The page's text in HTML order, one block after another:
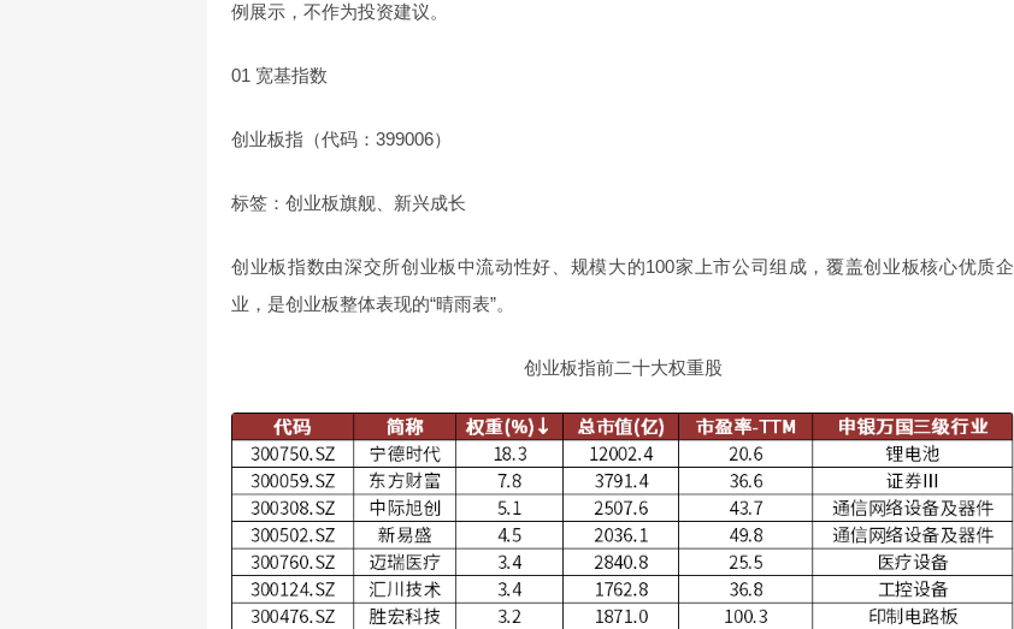
例展示，不作为投资建议。
01 宽基指数
创业板指（代码：399006）
标签：创业板旗舰、新兴成长
创业板指数由深交所创业板中流动性好、规模大的100家上市公司组成，覆盖创业板核心优质企
业，是创业板整体表现的“晴雨表”。
创业板指前二十大权重股